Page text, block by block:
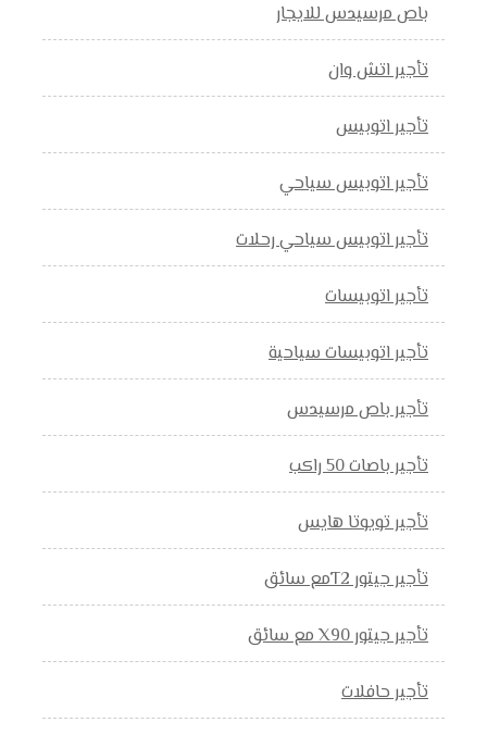
باص مرسيدس للايجار
تأجير اتش وان
تأجير اتوبيس
تأجير اتوبيس سياحي
تأجير اتوبيس سياحي رحلات
تأجير اتوبيسات
تأجير اتوبيسات سياحية
تأجير باص مرسيدس
تأجير باصات 50 راكب
تأجير تويوتا هايس
تأجير جيتور T2مع سائق
تأجير جيتور X90 مع سائق
تأجير حافلات